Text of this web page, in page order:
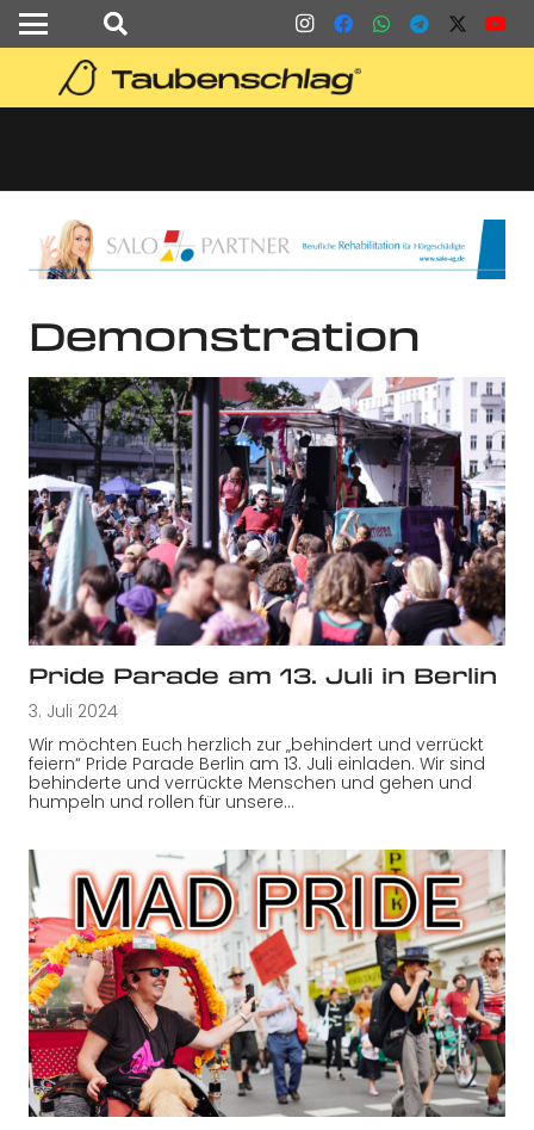
Demonstration
Pride Parade am 13. Juli in Berlin
3. Juli 2024
Wir möchten Euch herzlich zur „behindert und verrückt
feiern“ Pride Parade Berlin am 13. Juli einladen. Wir sind
behinderte und verrückte Menschen und gehen und
humpeln und rollen für unsere…